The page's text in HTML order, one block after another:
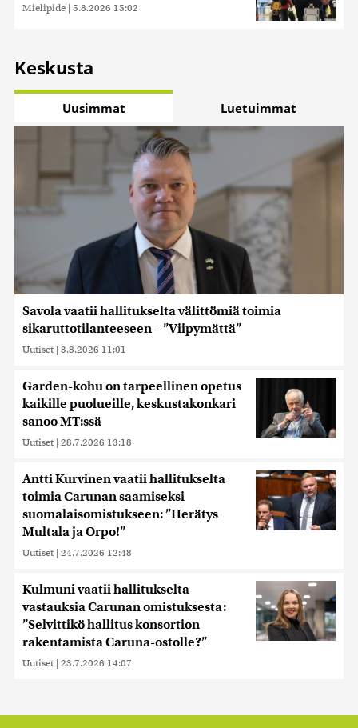
Mielipide | 5.8.2026 15:02
Keskusta
Uusimmat Luetuimmat
Savola vaatii hallitukselta välittömiä toimia
sikaruttotilanteeseen – ”Viipymättä”
Uutiset | 3.8.2026 11:01
Garden-kohu on tarpeellinen opetus
kaikille puolueille, keskustakonkari
sanoo MT:ssä
Uutiset | 28.7.2026 13:18
Antti Kurvinen vaatii hallitukselta
toimia Carunan saamiseksi
suomalaisomistukseen: ”Herätys
Multala ja Orpo!”
Uutiset | 24.7.2026 12:48
Kulmuni vaatii hallitukselta
vastauksia Carunan omistuksesta:
”Selvittikö hallitus konsortion
rakentamista Caruna-ostolle?”
Uutiset | 23.7.2026 14:07